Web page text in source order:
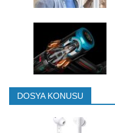
DOSYA KONUSU